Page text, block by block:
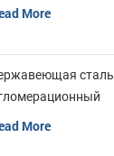
More
сталь
More